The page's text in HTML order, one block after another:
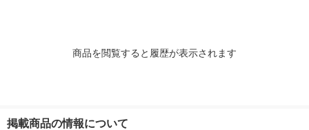
商品を閲覧すると履歴が表示されます
掲載商品の情報について